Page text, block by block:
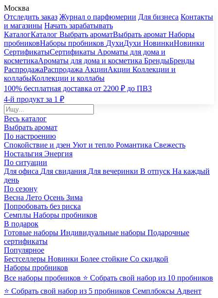
Москва
Отследить заказ Журнал о парфюмерии Для бизнеса Контакты
и магазины Начать зарабатывать
КаталогКаталог Выбрать ароматВыбрать аромат Наборы
пробниковНаборы пробников ДухиДухи НовинкиНовинки
СертификатыСертификаты Ароматы для дома и
косметикаАроматы для дома и косметика БрендыБренды
РаспродажаРаспродажа АкцииАкции Коллекции и
коллабыКоллекции и коллабы
100% бесплатная доставка от 2200 ₽ до ПВЗ
4-й продукт за 1 ₽
Весь каталог
Выбрать аромат
По настроению
Спокойствие и дзен Уют и тепло Романтика Свежесть
Ностальгия Энергия
По ситуации
Для офиса Для свидания Для вечеринки В отпуск На каждый
день
По сезону
Весна Лето Осень Зима
Попробовать без риска
Семплы Наборы пробников
В подарок
Готовые наборы Индивидуальные наборы Подарочные
сертификаты
Популярное
Бестселлеры Новинки Более стойкие Со скидкой
Наборы пробников
Все наборы пробников ⭐ Собрать свой набор из 10 пробников
⭐ Собрать свой набор из 5 пробников Семплбоксы Адвент